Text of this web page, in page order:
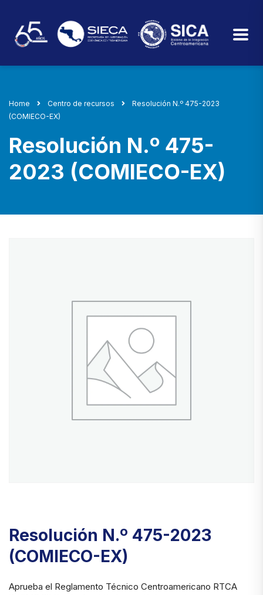
Home Centro de recursos
Resolución N.º 475-2023
(COMIECO-EX)
Resolución N.º 475-
2023 (COMIECO-EX)
Resolución N.º 475-2023
(COMIECO-EX)
Aprueba el Reglamento Técnico Centroamericano RTCA